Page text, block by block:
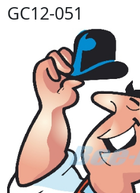
Dyr
Efterår
Energi, miljø, økologi
Erhverv
Fænomener, begreber
Fastelavn, karneval
Ferie, rejser
Fiskeri
Fly, luftfart
Folkeslag
Forår
Fritid, hobby
Frugt, grønt
GC12-051